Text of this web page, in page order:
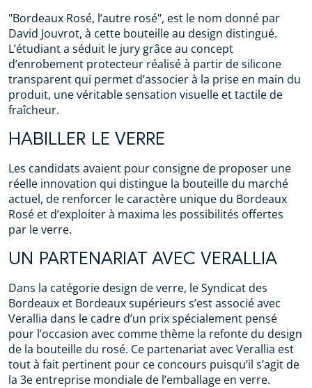
"Bordeaux Rosé, l’autre rosé", est le nom donné par
David Jouvrot, à cette bouteille au design distingué.
L’étudiant a séduit le jury grâce au concept
d’enrobement protecteur réalisé à partir de silicone
transparent qui permet d’associer à la prise en main du
produit, une véritable sensation visuelle et tactile de
fraîcheur.
HABILLER LE VERRE
Les candidats avaient pour consigne de proposer une
réelle innovation qui distingue la bouteille du marché
actuel, de renforcer le caractère unique du Bordeaux
Rosé et d’exploiter à maxima les possibilités offertes
par le verre.
UN PARTENARIAT AVEC VERALLIA
Dans la catégorie design de verre, le Syndicat des
Bordeaux et Bordeaux supérieurs s’est associé avec
Verallia dans le cadre d’un prix spécialement pensé
pour l’occasion avec comme thème la refonte du design
de la bouteille du rosé. Ce partenariat avec Verallia est
tout à fait pertinent pour ce concours puisqu’il s’agit de
la 3e entreprise mondiale de l’emballage en verre.